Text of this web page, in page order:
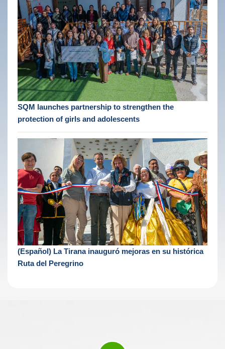
SQM launches partnership to strengthen the
protection of girls and adolescents
(Español) La Tirana inauguró mejoras en su histórica
Ruta del Peregrino